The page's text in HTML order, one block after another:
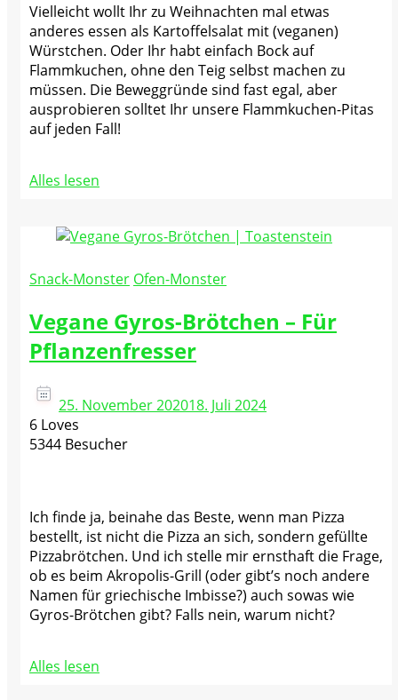
Vielleicht wollt Ihr zu Weihnachten mal etwas
anderes essen als Kartoffelsalat mit (veganen)
Würstchen. Oder Ihr habt einfach Bock auf
Flammkuchen, ohne den Teig selbst machen zu
müssen. Die Beweggründe sind fast egal, aber
ausprobieren solltet Ihr unsere Flammkuchen-Pitas
auf jeden Fall!
Alles lesen
Snack-Monster Ofen-Monster
Vegane Gyros-Brötchen – Für
Pflanzenfresser
25. November 202018. Juli 2024
6 Loves
5344 Besucher
Ich finde ja, beinahe das Beste, wenn man Pizza
bestellt, ist nicht die Pizza an sich, sondern gefüllte
Pizzabrötchen. Und ich stelle mir ernsthaft die Frage,
ob es beim Akropolis-Grill (oder gibt’s noch andere
Namen für griechische Imbisse?) auch sowas wie
Gyros-Brötchen gibt? Falls nein, warum nicht?
Alles lesen